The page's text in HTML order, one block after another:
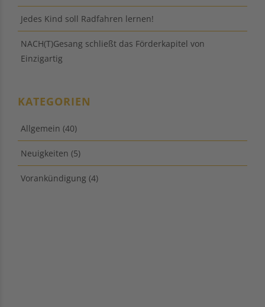
Jedes Kind soll Radfahren lernen!
NACH(T)Gesang schließt das Förderkapitel von
Einzigartig
KATEGORIEN
Allgemein (40)
Neuigkeiten (5)
Vorankündigung (4)